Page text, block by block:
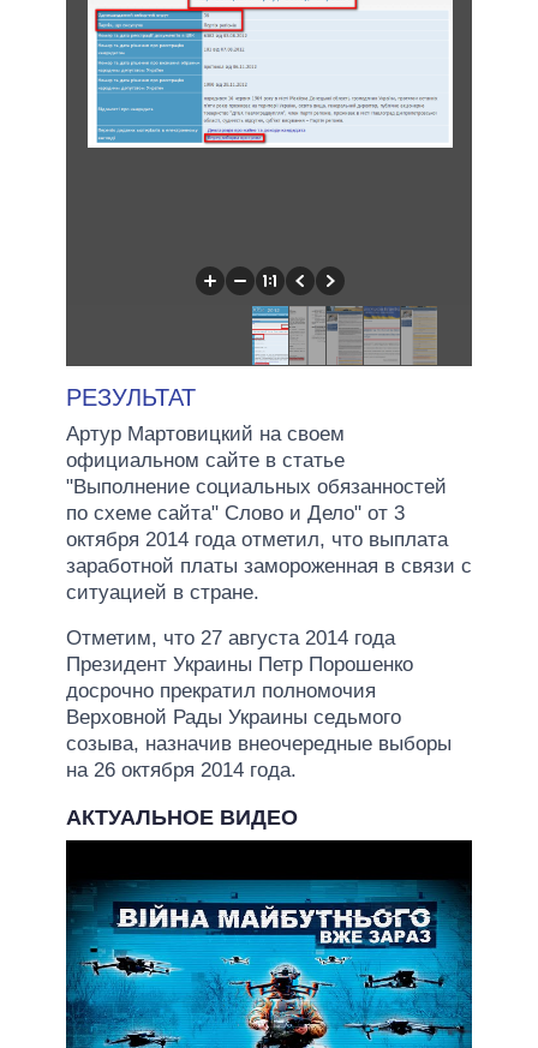
РЕЗУЛЬТАТ
Артур Мартовицкий на своем
официальном сайте в статье
"Выполнение социальных обязанностей
по схеме сайта" Слово и Дело" от 3
октября 2014 года отметил, что выплата
заработной платы замороженная в связи с
ситуацией в стране.
Отметим, что 27 августа 2014 года
Президент Украины Петр Порошенко
досрочно прекратил полномочия
Верховной Рады Украины седьмого
созыва, назначив внеочередные выборы
на 26 октября 2014 года.
АКТУАЛЬНОЕ ВИДЕО